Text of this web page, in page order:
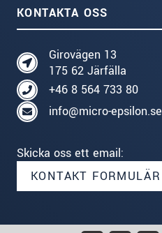
KONTAKTA OSS
Girovägen 13
175 62 Järfälla
+46 8 564 733 80
info@micro-epsilon.se
Skicka oss ett email:
KONTAKT FORMULÄR